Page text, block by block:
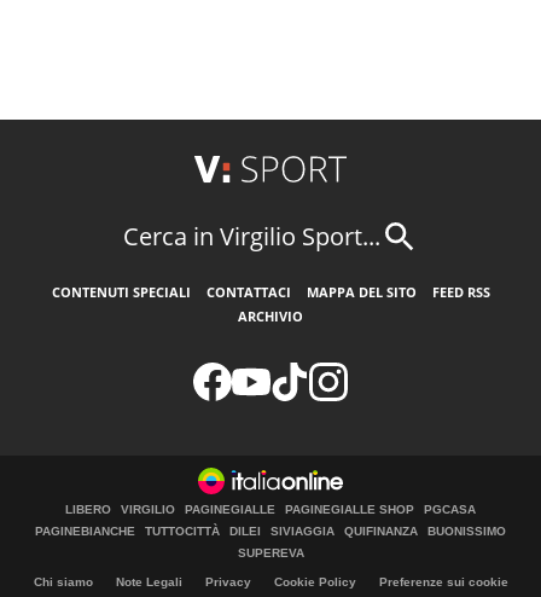
Cerca in Virgilio Sport...
CONTENUTI SPECIALI CONTATTACI MAPPA DEL SITO
FEED RSS
ARCHIVIO
LIBERO VIRGILIO PAGINEGIALLE PAGINEGIALLE SHOP
PGCASA
PAGINEBIANCHE
TUTTOCITTÀ DILEI SIVIAGGIA QUIFINANZA
BUONISSIMO
SUPEREVA
Chi siamo Note Legali Privacy Cookie Policy
Preferenze sui cookie